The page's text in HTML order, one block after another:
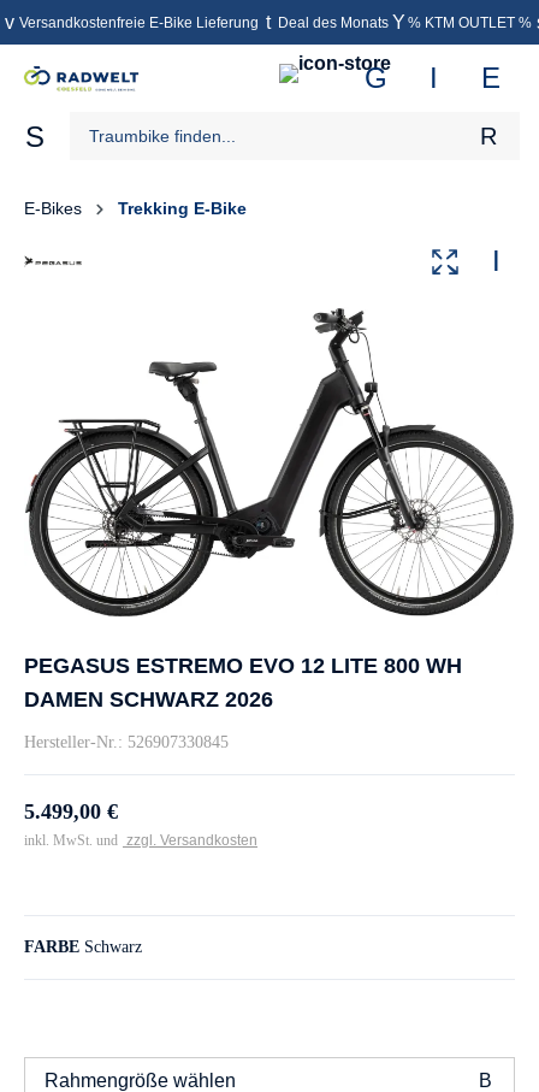
springen
Versandkostenfreie E-Bike Lieferung Deal des Monats % KTM OUTLET %
E-Bikes Trekking E-Bike
PEGASUS ESTREMO EVO 12 LITE 800 WH
DAMEN SCHWARZ 2026
Hersteller-Nr.: 526907330845
5.499,00 €
inkl. MwSt. und zzgl. Versandkosten
FARBE Schwarz
Rahmengröße wählen